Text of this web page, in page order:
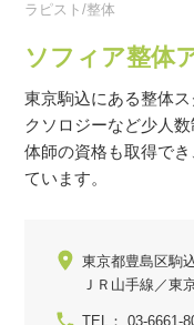
ラピスト/整体
ソフィア整体
東京駒込にある整体
クソロジーなど少人
体師の資格も取得で
ています。
東京都豊島区駒
ＪＲ山手線／
TEL： 03-6661-